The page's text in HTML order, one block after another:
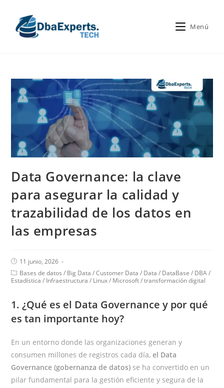
Menú
Data Governance: la clave
para asegurar la calidad y
trazabilidad de los datos en
las empresas
11 junio, 2026
Bases de datos / Big Data /Customer Data / Data / DataBase / DBA/
Estadística / Infraestructura / Linux/ Microsoft/transformación digital
1. ¿Qué es el Data Governance y por qué
es tan importante hoy?
En un entorno donde las organizaciones generan y
consumen millones de registros cada día,el Data
Governance (gobernanza de datos) se ha convertido en un
pilar fundamental para la gestión eficiente y segura de la